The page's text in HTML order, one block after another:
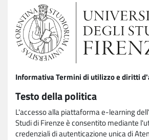
Informativa Termini di utilizzo e diritti
Testo della politica
L'accesso alla piattaforma e-learning
Studi di Firenze è consentito mediante
credenziali di autenticazione unica di